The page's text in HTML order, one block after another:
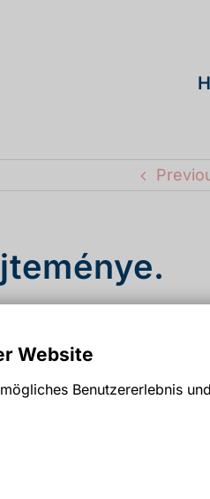
Website
Benutzererlebnis